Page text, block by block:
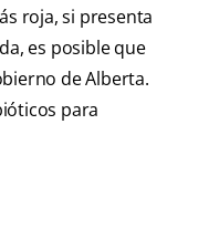
roja, si presenta
es posible que
de Alberta.
para